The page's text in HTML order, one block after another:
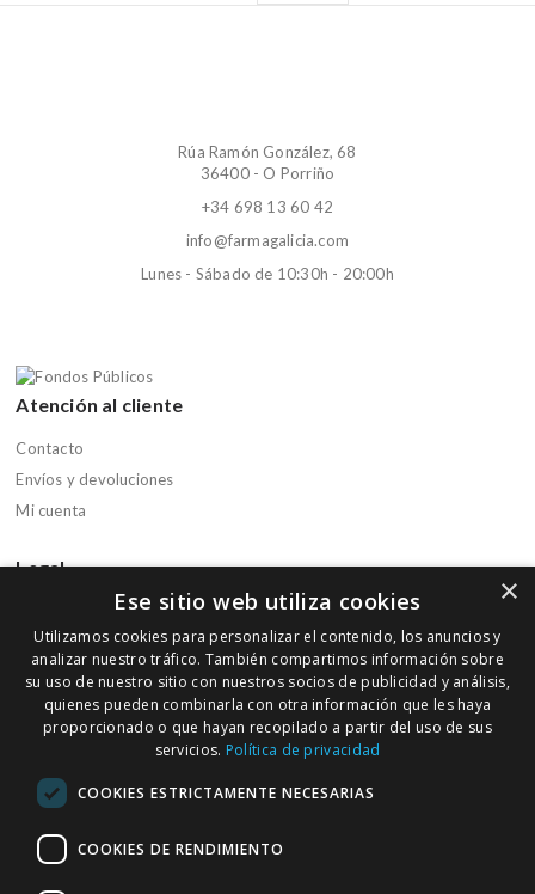
Rúa Ramón González, 68
36400 - O Porriño
+34 698 13 60 42
info@farmagalicia.com
Lunes - Sábado de 10:30h - 20:00h
Atención al cliente
Contacto
Envíos y devoluciones
Mi cuenta
Legal
Política de privacidad
Política de cookies
Condiciones de compra
Boletín informativo
Regístrate en nuestra Newsletter para recibir ofertas y promociones
de nuestra parafarmacia
×
Ese sitio web utiliza cookies
Utilizamos cookies para personalizar el contenido, los anuncios y
analizar nuestro tráfico. También compartimos información sobre
su uso de nuestro sitio con nuestros socios de publicidad y análisis,
quienes pueden combinarla con otra información que les haya
proporcionado o que hayan recopilado a partir del uso de sus
servicios. Política de privacidad
COOKIES ESTRICTAMENTE NECESARIAS
COOKIES DE RENDIMIENTO